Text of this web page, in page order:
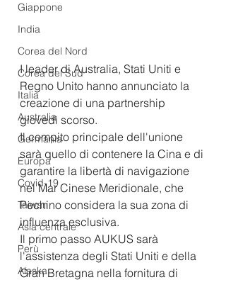
Giappone
India
Corea del Nord
Corea del Sud
Italia
Australia
Germania
Europa
Covid-19
Taiwan
Asia centrale
Perù
Alaska
I leader di Australia, Stati Uniti e
Regno Unito hanno annunciato la
creazione di una partnership
giovedì scorso.
Il compito principale dell'unione
sarà quello di contenere la Cina e di
garantire la libertà di navigazione
nel Mar Cinese Meridionale, che
Pechino considera la sua zona di
influenza esclusiva.
Il primo passo AUKUS sarà
l'assistenza degli Stati Uniti e della
Gran Bretagna nella fornitura di